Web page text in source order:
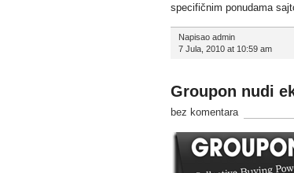
specifičnim ponudama
Napisao admin
7 Jula, 2010 at 10:59 am
Groupon nudi
bez komentara